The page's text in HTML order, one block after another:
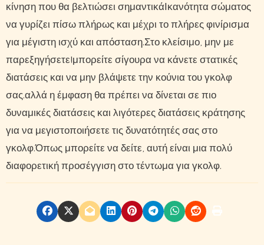
κίνηση που θα βελτιώσει σημαντικάΙκανότητα σώματος
να γυρίζει πίσω πλήρως και μέχρι το πλήρες φινίρισμα
για μέγιστη ισχύ και απόσταση.Στο κλείσιμο, μην με
παρεξηγήσετε!μπορείτε σίγουρα να κάνετε στατικές
διατάσεις και να μην βλάψετε την κούνια του γκολφ
σας.αλλά η έμφαση θα πρέπει να δίνεται σε πιο
δυναμικές διατάσεις και λιγότερες διατάσεις κράτησης
για να μεγιστοποιήσετε τις δυνατότητές σας στο
γκολφ.Όπως μπορείτε να δείτε, αυτή είναι μια πολύ
διαφορετική προσέγγιση στο τέντωμα για γκολφ.